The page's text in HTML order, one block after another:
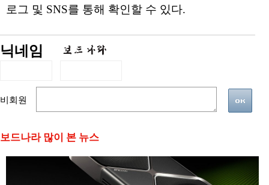
로그 및 SNS를 통해 확인할 수 있다.
닉네임
비회원
보드나라 많이 본 뉴스